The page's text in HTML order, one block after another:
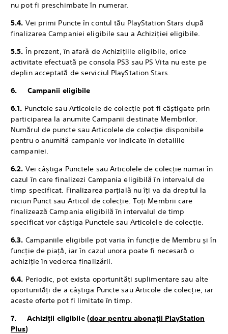
nu pot fi preschimbate în numerar.
5.4. Vei primi Puncte în contul tău PlayStation Stars după
finalizarea Campaniei eligibile sau a Achiziției eligibile.
5.5.În prezent, în afară de Achizițiile eligibile, orice
activitate efectuată pe consola PS3 sau PS Vita nu este pe
deplin acceptată de serviciul PlayStation Stars.
6. Campanii eligibile
6.1. ‎Punctele sau Articolele de colecție pot fi câștigate prin
participarea la anumite Campanii destinate Membrilor.
Numărul de puncte sau Articolele de colecție disponibile
pentru o anumită campanie vor indicate în detaliile
campaniei.
6.2. ‎Vei câștiga Punctele sau Articolele de colecție numai în
cazul în care finalizezi Campania eligibilă în intervalul de
timp specificat. Finalizarea parțială nu îți va da dreptul la
niciun Punct sau Articol de colecție. Toți Membrii care
finalizează Campania eligibilă în intervalul de timp
specificat vor câștiga Punctele sau Articolele de colecție.
6.3. ‎Campaniile eligibile pot varia în funcție de Membru și în
funcție de piață, iar în cazul unora poate fi necesară o
achiziție în vederea finalizării.
6.4. Periodic, pot exista oportunități suplimentare sau alte
oportunități de a câștiga Puncte sau Articole de colecție, iar
aceste oferte pot fi limitate în timp.
7. Achiziții eligibile (doar pentru abonații PlayStation
Plus)